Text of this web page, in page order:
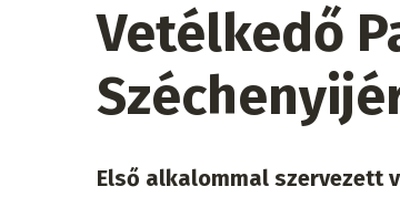
Vetélkedő
Első alkalommal szervezett